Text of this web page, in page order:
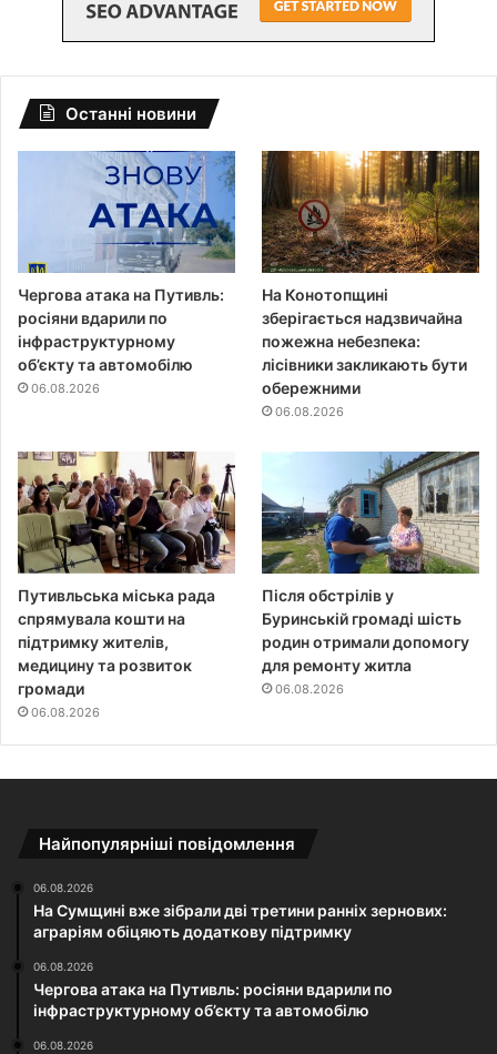
Останні новини
Чергова атака на Путивль:
росіяни вдарили по
інфраструктурному
об’єкту та автомобілю
06.08.2026
На Конотопщині
зберігається надзвичайна
пожежна небезпека:
лісівники закликають бути
обережними
06.08.2026
Путивльська міська рада
спрямувала кошти на
підтримку жителів,
медицину та розвиток
громади
06.08.2026
Після обстрілів у
Буринській громаді шість
родин отримали допомогу
для ремонту житла
06.08.2026
Найпопулярніші повідомлення
06.08.2026
На Сумщині вже зібрали дві третини ранніх зернових:
аграріям обіцяють додаткову підтримку
06.08.2026
Чергова атака на Путивль: росіяни вдарили по
інфраструктурному об’єкту та автомобілю
06.08.2026